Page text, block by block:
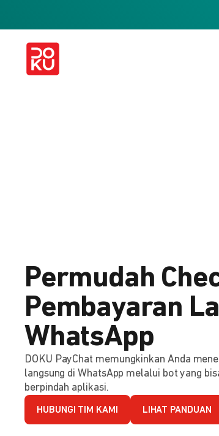
Permudah
Pembayaran
WhatsApp
DOKU PayChat memungkinkan Anda
langsung di WhatsApp melalui bot yang
berpindah aplikasi.
HUBUNGI TIM KAMI LIHAT PANDUAN